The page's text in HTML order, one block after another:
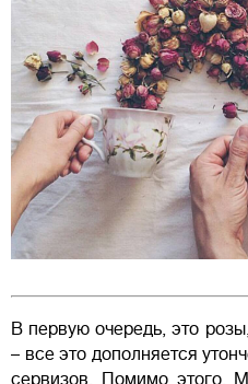
В первую очередь, это
– все это дополняется
сервизов. Помимо этого,